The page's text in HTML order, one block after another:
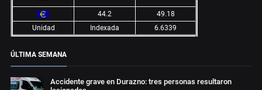
44.2
49.18
Unidad
Indexada 6.6339
ÚLTIMA SEMANA
Accidente grave en Durazno: tres personas resultaron